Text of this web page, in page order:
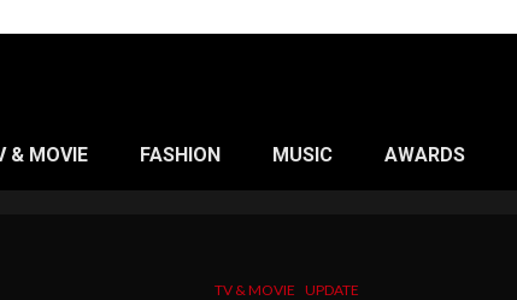
& MOVIE FASHION MUSIC AWARDS
TV & MOVIE UPDATE